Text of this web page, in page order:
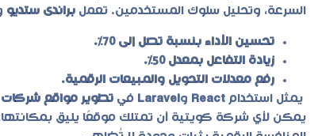
السرعة، وتحليل سلوك المستخدمين. تعمل براندى ستديو
تحسين الأداء بنسبة تصل إلى 70%.
زيادة التفاعل بمعدل 50%.
رفع معدلات التحويل والمبيعات الرقمية.
يمثل استخدام React و Laravel في تطوير مواقع شركات
يمكن لأي شركة كويتية أن تمتلك موقعًا يليق